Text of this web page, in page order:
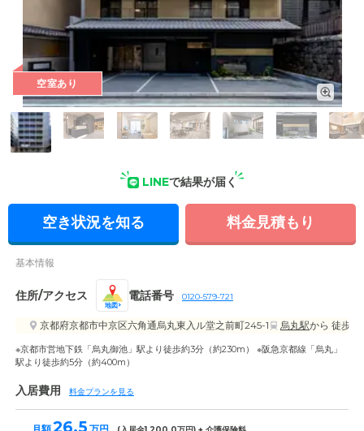
空室あり
LINEで結果が届く
空き状況を知る 料金見積もり
基本情報
住所/アクセス
地図
電話番号 0120-579-721
京都府京都市中京区六角通烏丸東入ル堂之前町245-1 烏丸駅から 徒歩5
※京都市営地下鉄「烏丸御池」駅より徒歩約3分（約230m） ※阪急京都線「烏丸」
駅より徒歩約5分（約400m）
入居費用 料金プランを見る
月額26.5 万円